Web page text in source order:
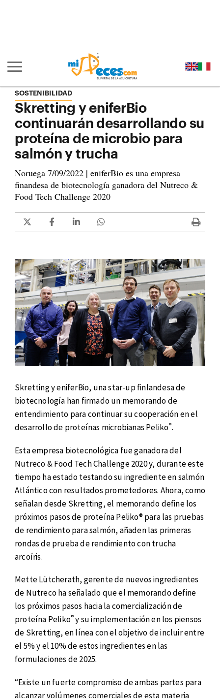
Mostrar/ocultar navegación principal
SOSTENIBILIDAD
Skretting y eniferBio
continuarán desarrollando su
proteína de microbio para
salmón y trucha
Noruega 7/09/2022 | eniferBio es una empresa
finandesa de biotecnología ganadora del Nutreco &
Food Tech Challenge 2020
Skretting y eniferBio, una star-up finlandesa de
biotecnología han firmado un memorando de
entendimiento para continuar su cooperación en el
desarrollo de proteínas microbianas Peliko®.
Esta empresa biotecnológica fue ganadora del
Nutreco & Food Tech Challenge 2020 y, durante este
tiempo ha estado testando su ingrediente en salmón
Atlántico con resultados prometedores. Ahora, como
señalan desde Skretting, el memorando define los
próximos pasos de proteína Peliko® para las pruebas
de rendimiento para salmón, añaden las primeras
rondas de prueba de rendimiento con trucha
arcoíris.
Mette Lütcherath, gerente de nuevos ingredientes
de Nutreco ha señalado que el memorando define
los próximos pasos hacia la comercialización de
proteína Peliko®y su implementación en los piensos
de Skretting, en línea con el objetivo de incluir entre
el 5% y el 10% de estos ingredientes en las
formulaciones de 2025.
“Existe un fuerte compromiso de ambas partes para
alcanzar volúmenes comerciales de esta materia